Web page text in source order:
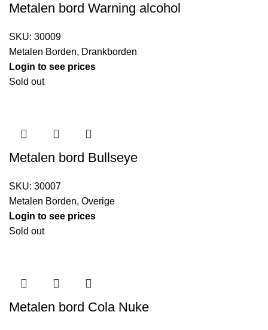
Metalen bord Warning alcohol
SKU: 30009
Metalen Borden, Drankborden
Login to see prices
Sold out
Metalen bord Bullseye
SKU: 30007
Metalen Borden, Overige
Login to see prices
Sold out
Metalen bord Cola Nuke